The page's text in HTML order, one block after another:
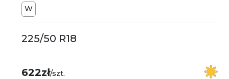
W
225/50 R18
622zł/szt.